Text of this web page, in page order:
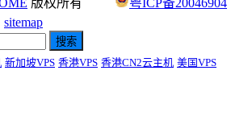
版权所有
粤ICP备20046904
sitemap
搜索
新加坡VPS 香港VPS 香港CN2云主机 美国VPS